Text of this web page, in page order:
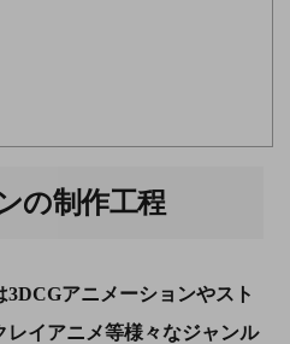
の制作工程
アニメーションやスト
レイアニメ等様々なジャンル